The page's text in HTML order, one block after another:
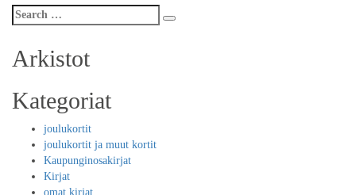
Search
for:
Arkistot
Kategoriat
joulukortit
joulukortit ja muut kortit
Kaupunginosakirjat
Kirjat
omat kirjat